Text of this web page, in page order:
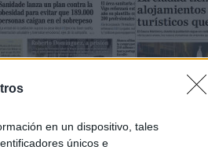
en un dispositivo, tales
únicos e